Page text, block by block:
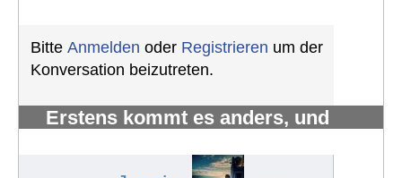
Bitte Anmelden oder Registrieren um der
Konversation beizutreten.
Erstens kommt es anders, und